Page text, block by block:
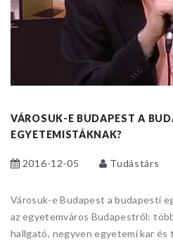
VÁROSUK-E BUDAPEST A
EGYETEMISTÁKNAK?
2016-12-05 Tudástárs
Városuk-e Budapest a budapesti
az egyetemváros Budapestről:
hallgató, negyven egyetemi kar és